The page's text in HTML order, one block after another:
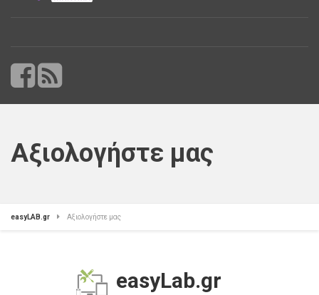
Αξιολογήστε μας
easyLAB.gr Αξιολογήστε μας
easyLab.gr